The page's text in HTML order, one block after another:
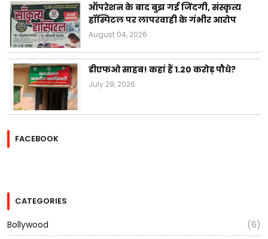
ऑपरेशन के बाद बुझ गई जिंदगी, संस्कृत्य
हॉस्पिटल पर लापरवाही के गंभीर आरोप
August 04, 2026
डीएफओ साहब! कहां हैं 1.20 करोड़ पौधे?
July 29, 2026
FACEBOOK
CATEGORIES
Bollywood
(6)